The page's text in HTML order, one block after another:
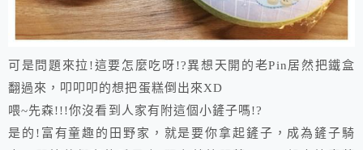
可是問題來拉!這要怎麼吃呀!?異想天開的老Pin居然把鐵盒
翻過來，叩叩叩的想把蛋糕倒出來XD
喂~先森!!!你沒看到人家有附這個小鏟子嗎!?
是的!富有童趣的田野家，就是要你拿起鏟子，成為鏟子騎